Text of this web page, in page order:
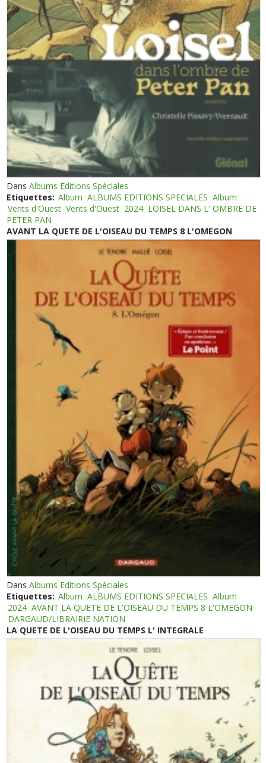
DansAlbums Editions Spéciales
Etiquettes: Album ALBUMS EDITIONS SPECIALES Album
Vents d'Ouest Vents d'Ouest 2024 LOISEL DANS L' OMBRE DE
PETER PAN
AVANT LA QUETE DE L'OISEAU DU TEMPS 8 L'OMEGON
DansAlbums Editions Spéciales
Etiquettes: Album ALBUMS EDITIONS SPECIALES Album
2024 AVANT LA QUETE DE L'OISEAU DU TEMPS 8 L'OMEGON
DARGAUD/LIBRAIRIE NATION
LA QUETE DE L'OISEAU DU TEMPS L' INTEGRALE